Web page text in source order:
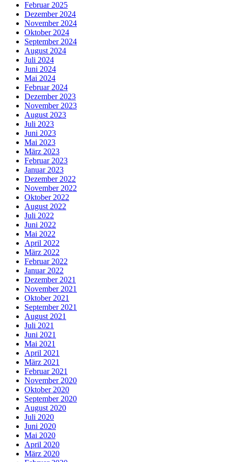
Februar 2025
Dezember 2024
November 2024
Oktober 2024
September 2024
August 2024
Juli 2024
Juni 2024
Mai 2024
Februar 2024
Dezember 2023
November 2023
August 2023
Juli 2023
Juni 2023
Mai 2023
März 2023
Februar 2023
Januar 2023
Dezember 2022
November 2022
Oktober 2022
August 2022
Juli 2022
Juni 2022
Mai 2022
April 2022
März 2022
Februar 2022
Januar 2022
Dezember 2021
November 2021
Oktober 2021
September 2021
August 2021
Juli 2021
Juni 2021
Mai 2021
April 2021
März 2021
Februar 2021
November 2020
Oktober 2020
September 2020
August 2020
Juli 2020
Juni 2020
Mai 2020
April 2020
März 2020